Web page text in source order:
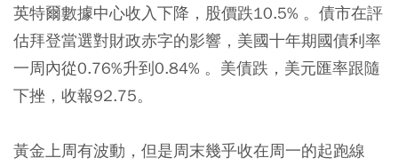
英特爾數據中心收入下降，股價跌10.5% 。債市在評
估拜登當選對財政赤字的影響，美國十年期國債利率
一周內從0.76%升到0.84% 。美債跌，美元匯率跟隨
下挫，收報92.75。
黃金上周有波動，但是周末幾乎收在周一的起跑線